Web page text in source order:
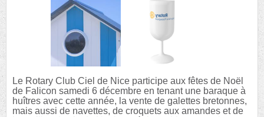
Le Rotary Club Ciel de Nice participe aux fêtes de Noël
de Falicon samedi 6 décembre en tenant une baraque à
huîtres avec cette année, la vente de galettes bretonnes,
mais aussi de navettes, de croquets aux amandes et de